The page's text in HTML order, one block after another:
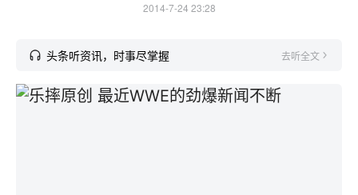
2014-7-24 23:28
头条听资讯，时事尽掌握 去听全文